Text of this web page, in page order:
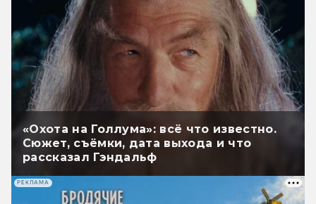
«Охота на Голлума»: всё что известно.
Сюжет, съёмки, дата выхода и что
рассказал Гэндальф
РЕКЛАМА